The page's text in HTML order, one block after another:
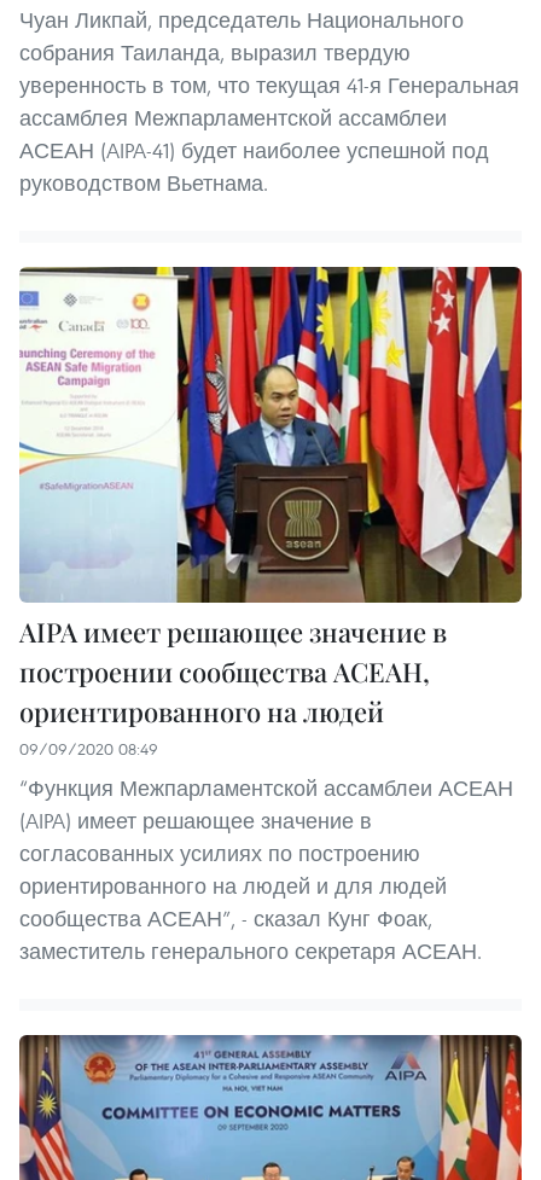
Чуан Ликпай, председатель Национального
собрания Таиланда, выразил твердую
уверенность в том, что текущая 41-я Генеральная
ассамблея Межпарламентской ассамблеи
АСЕАН (AIPA-41) будет наиболее успешной под
руководством Вьетнама.
AIPA имеет решающее значение в
построении сообщества АСЕАН,
ориентированного на людей
09/09/2020 08:49
“Функция Межпарламентской ассамблеи АСЕАН
(AIPA) имеет решающее значение в
согласованных усилиях по построению
ориентированного на людей и для людей
сообщества АСЕАН”, - сказал Кунг Фоак,
заместитель генерального секретаря АСЕАН.